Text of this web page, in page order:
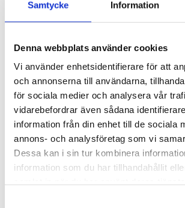
Samtycke Information
Denna webbplats använder cookies
Vi använder enhetsidentifierare för att
och annonserna till användarna,
för sociala medier och analysera vår
vidarebefordrar även sådana
information från din enhet till de sociala
annons- och analysföretag som vi
Dessa kan i sin tur kombinera
information som du har tillhandahållit
2 395kr 1 495
Lägg till i favoriter
POPULÄRAST!